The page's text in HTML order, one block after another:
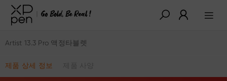
Artist 13.3 Pro 액정타블렛
제품 상세 정보 제품 사양